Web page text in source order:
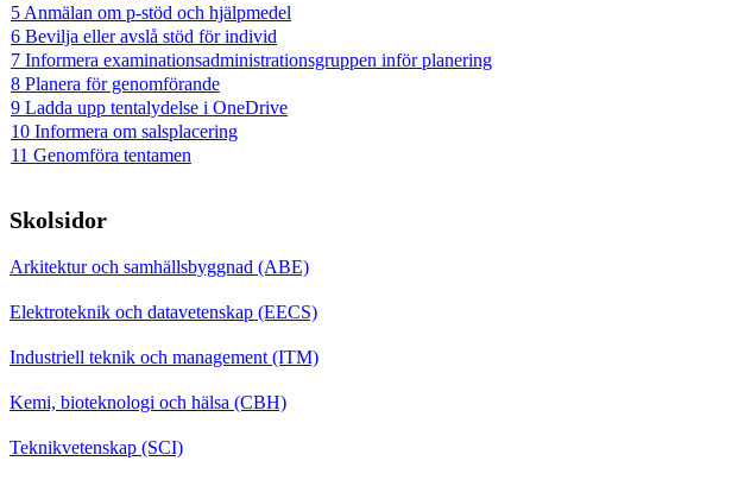
5 Anmälan om p-stöd och hjälpmedel
6 Bevilja eller avslå stöd för individ
7 Informera examinationsadministrationsgruppen inför planering
8 Planera för genomförande
9 Ladda upp tentalydelse i OneDrive
10 Informera om salsplacering
11 Genomföra tentamen
Skolsidor
Arkitektur och samhällsbyggnad (ABE)
Elektroteknik och datavetenskap (EECS)
Industriell teknik och management (ITM)
Kemi, bioteknologi och hälsa (CBH)
Teknikvetenskap (SCI)